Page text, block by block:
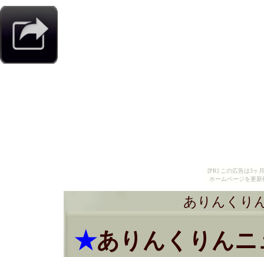
[PR] この広告は3ヶ
ホームページを更
ありんくり
★ありんくりん